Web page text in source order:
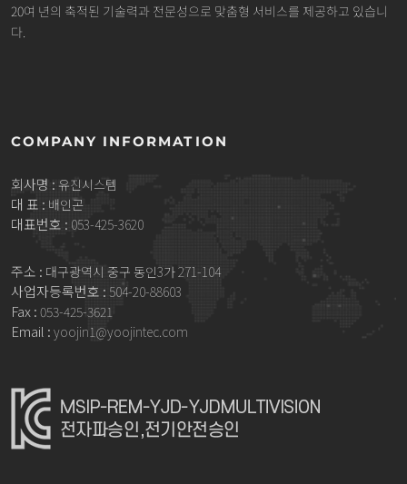
20여 년의 축적된 기술력과 전문성으로 맞춤형 서비스를 제공하고 있습니
다.
COMPANY INFORMATION
회사명 : 유진시스템
대 표 : 배인곤
대표번호 : 053-425-3620
주소 : 대구광역시 중구 동인3가 271-104
사업자등록번호 : 504-20-88603
Fax : 053-425-3621
Email : yoojin1@yoojintec.com